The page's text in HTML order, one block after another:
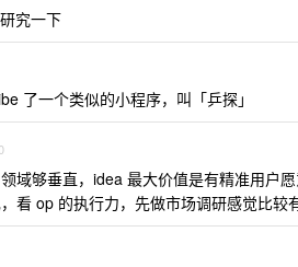
究一下
了一个类似的小程序，叫「乒探」
域够垂直，idea 最大价值是有精准用户
看 op 的执行力，先做市场调研感觉比较